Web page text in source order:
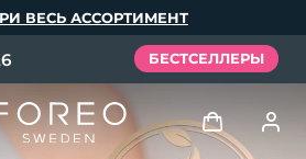
ВЕСЬ АССОРТИМЕНТ
БЕСТСЕЛЛЕРЫ